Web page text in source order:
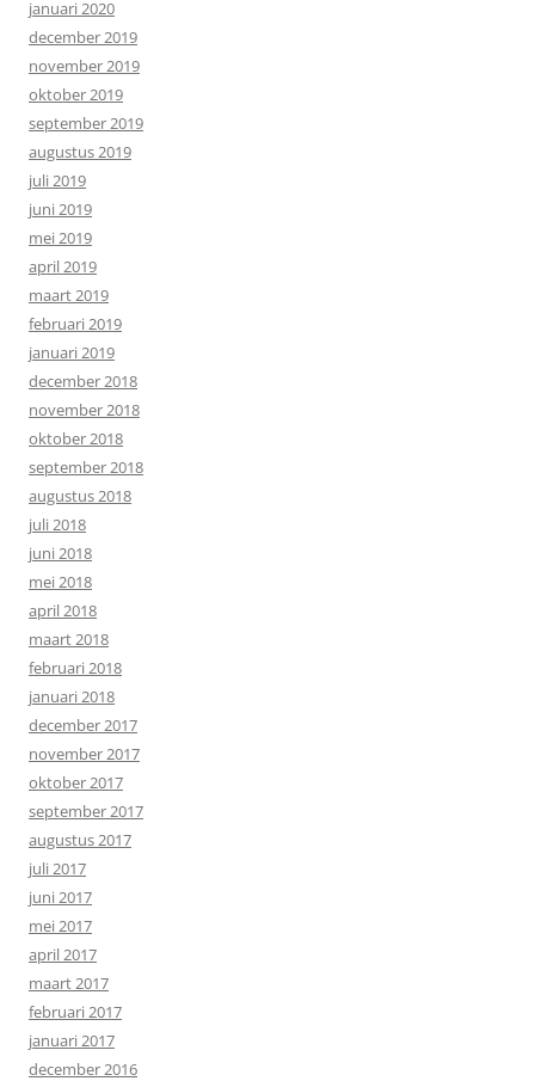
januari 2020
december 2019
november 2019
oktober 2019
september 2019
augustus 2019
juli 2019
juni 2019
mei 2019
april 2019
maart 2019
februari 2019
januari 2019
december 2018
november 2018
oktober 2018
september 2018
augustus 2018
juli 2018
juni 2018
mei 2018
april 2018
maart 2018
februari 2018
januari 2018
december 2017
november 2017
oktober 2017
september 2017
augustus 2017
juli 2017
juni 2017
mei 2017
april 2017
maart 2017
februari 2017
januari 2017
december 2016